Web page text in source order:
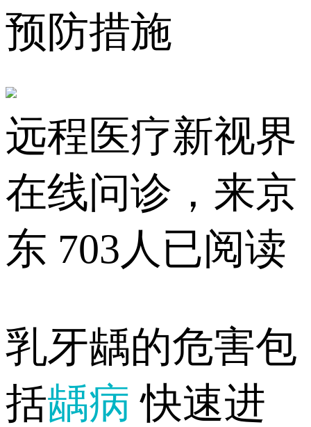
预防措施
远程医疗新视界
在线问诊，来京
东 703人已阅读
乳牙龋的危害包
括龋病 快速进